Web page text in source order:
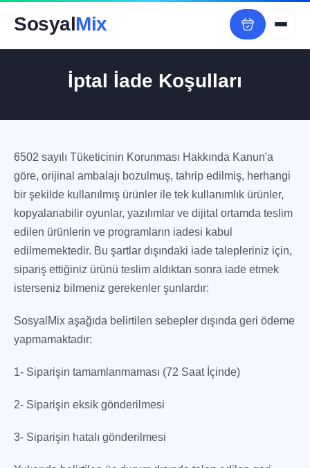
SosyalMix
İptal İade Koşulları
6502 sayılı Tüketicinin Korunması Hakkında Kanun'a
göre, orijinal ambalajı bozulmuş, tahrip edilmiş, herhangi
bir şekilde kullanılmış ürünler ile tek kullanımlık ürünler,
kopyalanabilir oyunlar, yazılımlar ve dijital ortamda teslim
edilen ürünlerin ve programların iadesi kabul
edilmemektedir. Bu şartlar dışındaki iade talepleriniz için,
sipariş ettiğiniz ürünü teslim aldıktan sonra iade etmek
isterseniz bilmeniz gerekenler şunlardır:
SosyalMix aşağıda belirtilen sebepler dışında geri ödeme
yapmamaktadır:
1- Siparişin tamamlanmaması (72 Saat İçinde)
2- Siparişin eksik gönderilmesi
3- Siparişin hatalı gönderilmesi